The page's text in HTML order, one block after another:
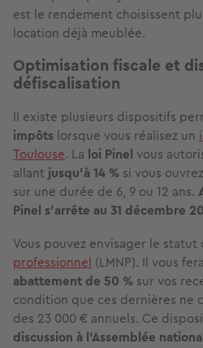
est le rendement choisissent
location déjà meublée.
Optimisation fiscale et
défiscalisation
Il existe plusieurs dispositifs
impôts lorsque vous réalisez un
Toulouse. La loi Pinel vous
allant jusqu'à 14 % si vous
sur une durée de 6, 9 ou 12 ans.
Pinel s'arrête au 31 décembre
Vous pouvez envisager le statut
professionnel (LMNP). Il vous
abattement de 50 % sur vos
condition que ces dernières ne
des 23 000 € annuels. Ce
discussion à l'Assemblée